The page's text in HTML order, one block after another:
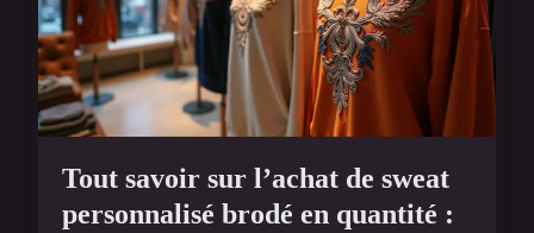
Tout savoir sur l’achat de sweat
personnalisé brodé en quantité :